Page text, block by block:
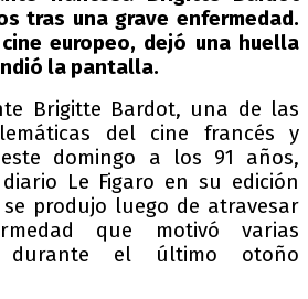
tras una grave enfermedad.
europeo, dejó una huella
la pantalla.
Brigitte Bardot, una de las
del cine francés y
domingo a los 91 años,
Le Figaro en su edición
produjo luego de atravesar
que motivó varias
durante el último otoño